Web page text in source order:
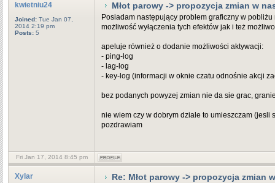
kwietniu24
Joined: Tue Jan 07,
2014 2:19 pm
Posts: 5
Młot parowy -> propozycja zmian w
Posiadam następujący problem graficzny w pobliżu
możliwość wyłączenia tych efektów jak i też
apeluje również o dodanie możliwości aktywacji:
- ping-log
- lag-log
- key-log (informacji w oknie czatu odnośnie akcji
bez podanych powyzej zmian nie da sie grac,
nie wiem czy w dobrym dziale to umieszczam
pozdrawiam
Fri Jan 17, 2014 8:45 pm
Xylar Re: Młot parowy -> propozycja zmian